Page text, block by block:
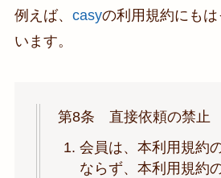
例えば、 casyの利用規約にも
います。
第8条 直接依頼の禁止
会員は、本利用規約
ならず、本利用規約